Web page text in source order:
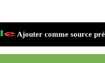
Ajouter comme source